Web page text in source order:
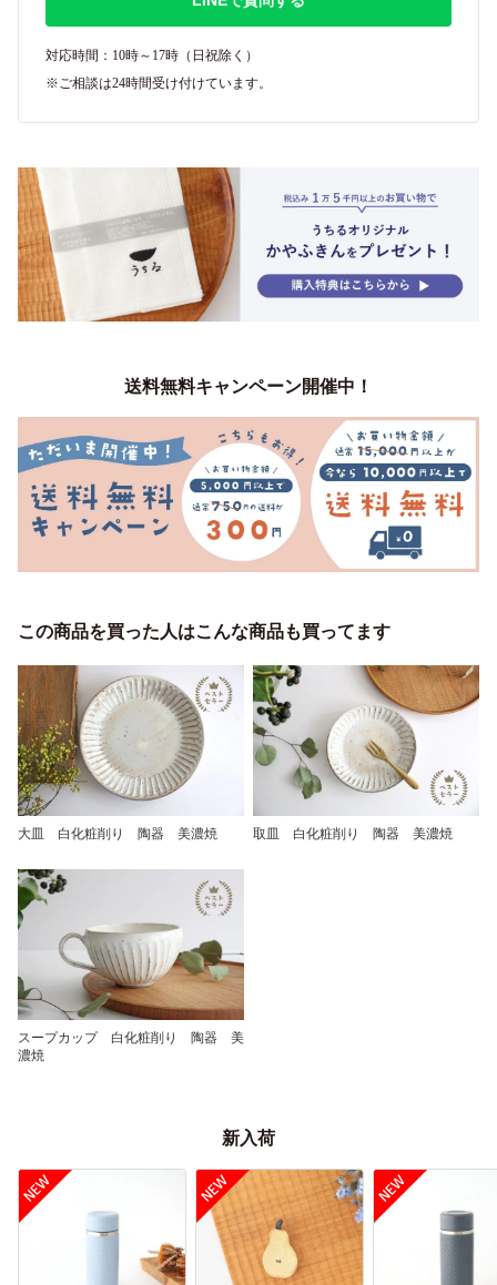
対応時間：10時～17時（日祝除く）
※ご相談は24時間受け付けています。
送料無料キャンペーン開催中！
この商品を買った人はこんな商品も買ってます
大皿 白化粧削り 陶器 美濃焼 取皿 白化粧削り 陶器 美濃焼
スープカップ 白化粧削り 陶器 美
濃焼
新入荷